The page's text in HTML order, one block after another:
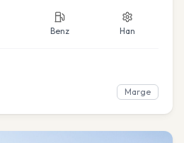
Benz Han
Marge